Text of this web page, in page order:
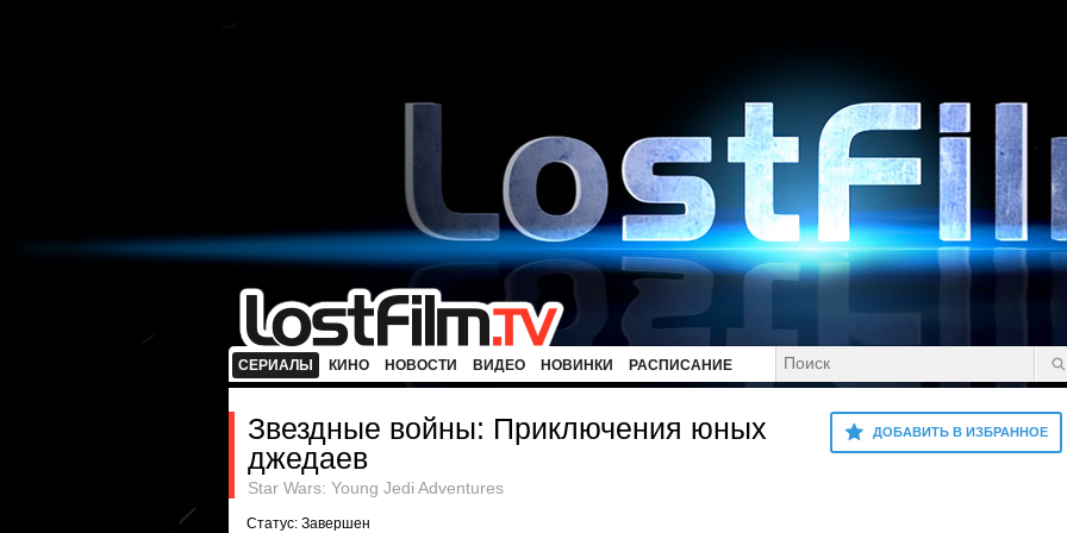
СЕРИАЛЫ КИНО НОВОСТИ ВИДЕО НОВИНКИ РАСПИСАНИЕ
ДОБАВИТЬ В ИЗБРАННОЕ
Звездные войны: Приключения юных
джедаев
Star Wars: Young Jedi Adventures
Статус: Завершен